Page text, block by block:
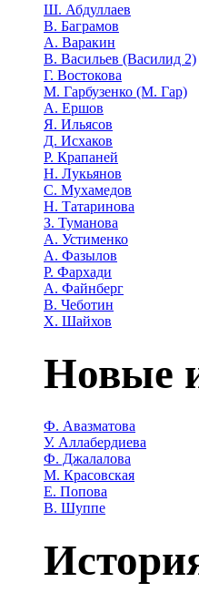
Ш. Абдуллаев
В. Баграмов
А. Варакин
В. Васильев (Василид 2)
Г. Востокова
М. Гарбузенко (М. Гар)
А. Ершов
Я. Ильясов
Д. Исхаков
Р. Крапаней
Н. Лукьянов
С. Мухамедов
Н. Татаринова
З. Туманова
А. Устименко
А. Фазылов
Р. Фархади
А. Файнберг
В. Чеботин
Х. Шайхов
Новые
Ф. Авазматова
У. Аллабердиева
Ф. Джалалова
М. Красовская
Е. Попова
В. Шуппе